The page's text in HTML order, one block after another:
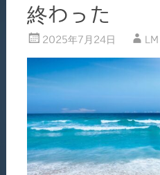
終わった
2025年7月24日 LM